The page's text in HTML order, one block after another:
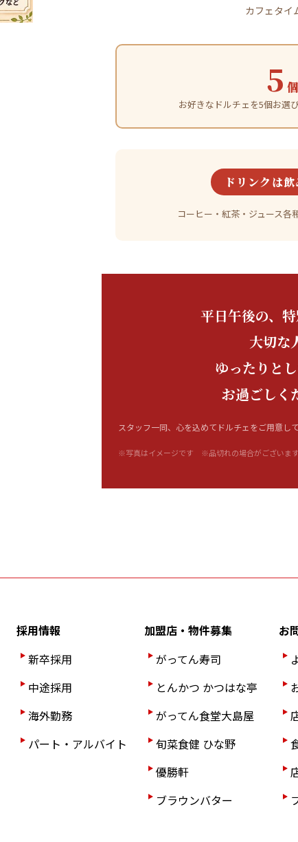
カフェタイ
5 個
お好きなドルチェを5個お選
ドリンクは飲
コーヒー・紅茶・ジュース各
平日午後の、
大切な
ゆったりと
お過ごしく
スタッフ一同、心を込めてドルチェをご用意し
※写真はイメージです ※品切れの場合がございま
採用情報
新卒採用
中途採用
海外勤務
パート・アルバイト
加盟店・物件募集
がってん寿司
とんかつ かつはな亭
がってん食堂大島屋
旬菜食健 ひな野
優勝軒
ブラウンバター
お